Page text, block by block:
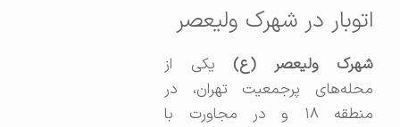
اتوبار در شهرک ولیعصر
شهرک ولیعصر (ع)
یکی از
محله‌های پرجمعیت تهران، در
منطقه ۱۸ و در مجاورت با